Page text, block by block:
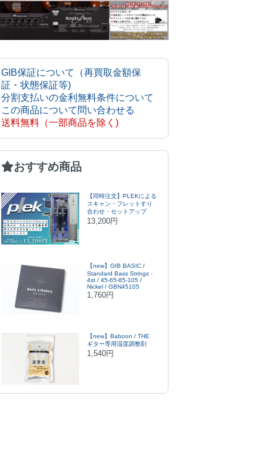
GIB保証について（再買取金額保
証・状態保証等)
分割支払いの金利無料条件について
この商品について問い合わせる
送料無料（一部商品を除く)
おすすめ商品
【同時注文】PLEKによる
スキャン・フレットすり
合わせ・セットアップ
13,200円
【new】GIB BASIC /
Standard Bass Strings -
4st / 45-65-85-105 /
Nickel / GBN45105
1,760円
【new】Baboon / THE
ギター専用湿度調整剤
1,540円